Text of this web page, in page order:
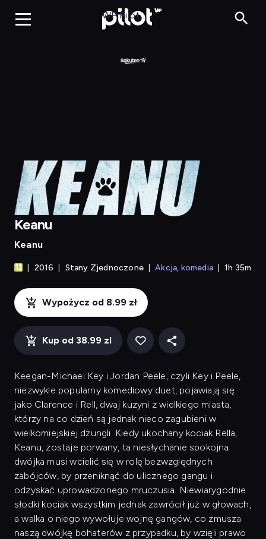
WP Pilot
Keanu
Keanu
2016 Stany Zjednoczone Akcja komedia 1h 35m
Wypożycz od 8.99 zł
Kup od 38.99 zl
Keegan-Michael Key i Jordan Peele, czyli Key i Peele,
niezwykle popularny komediowy duet, pojawiają się
jako Clarence i Rell, dwaj kuzyni z wielkiego miasta,
którzy na co dzień są jednak nieco zagubieni w
wielkomiejskiej dżungli. Kiedy ukochany kociak Rella,
Keanu, zostaje porwany, ta niesłychanie spokojna
dwójka musi wcielić się w rolę bezwzględnych
zabójców, by przeniknąć do ulicznego gangu i
odzyskać uprowadzonego mruczusia. Niewiarygodnie
słodki kociak wszystkim jednak zawrócił już w głowach,
a walka o niego wywołuje wojnę gangów, co zmusza
naszą dwójkę bohaterów z przypadku, by wzięli prawo